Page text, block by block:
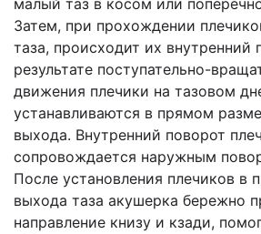
малый таз в косом или
Затем, при прохождении
таза, происходит их внутренний
результате поступательно-
движения плечики на тазовом
устанавливаются в прямом
выхода. Внутренний поворот
сопровождается наружным
После установления плечиков в
выхода таза акушерка бережно
направление книзу и кзади,